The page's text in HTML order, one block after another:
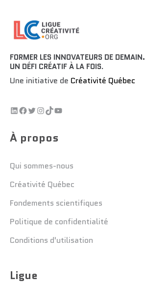
FORMER LES INNOVATEURS DE DEMAIN.
UN DÉFI CRÉATIF À LA FOIS.
Une initiative de Créativité Québec
À propos
Qui sommes-nous
Créativité Québec
Fondements scientifiques
Politique de confidentialité
Conditions d'utilisation
Ligue